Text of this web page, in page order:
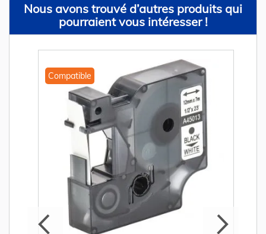
Nous avons trouvé d’autres produits qui
pourraient vous intéresser !
Compatible